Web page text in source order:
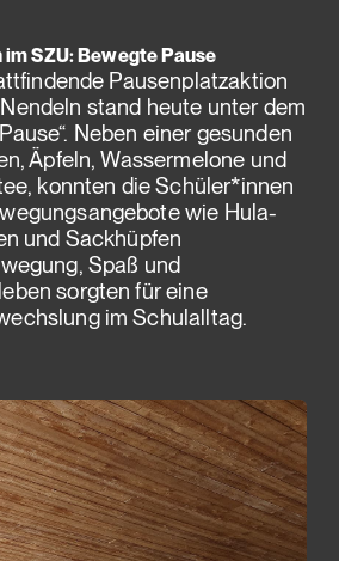
SZU: Bewegte Pause
Pausenplatzaktion
stand heute unter dem
Neben einer gesunden
Äpfeln, Wassermelone und
konnten die Schüler*innen
wie Hula-
und Sackhüpfen
Spaß und
sorgten für eine
im Schulalltag.